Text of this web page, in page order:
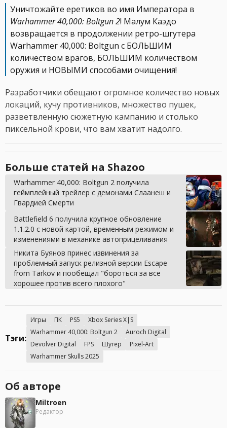
Уничтожайте еретиков во имя Императора в
Warhammer 40,000: Boltgun 2! Малум Каэдо
возвращается в продолжении ретро-шгутера
Warhammer 40,000: Boltgun с БОЛЬШИМ
количеством врагов, БОЛЬШИМ количеством
оружия и НОВЫМИ способами очищения!
Разработчики обещают огромное количество новых
локаций, кучу противников, множество пушек,
разветвленную сюжетную кампанию и столько
пиксельной крови, что вам хватит надолго.
Больше статей на Shazoo
Warhammer 40,000: Boltgun 2 получила
геймплейный трейлер с демонами Слаанеш и
Гвардией Смерти
Battlefield 6 получила крупное обновление
1.1.2.0 с новой картой, временным режимом и
изменениями в механике автоприцеливания
Никита Буянов принес извинения за
проблемный запуск релизной версии Escape
from Tarkov и пообещал "бороться за все
хорошее против всего плохого"
Тэги:
Игры ПК PS5
Xbox Series X|S
Warhammer 40,000: Boltgun 2
Auroch Digital
Devolver Digital
FPS Шутер
Pixel-Art
Warhammer Skulls 2025
Об авторе
Miltroen
Редактор